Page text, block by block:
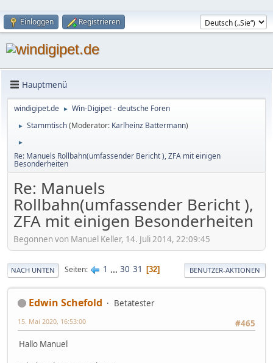
Einloggen Registrieren
Hauptmenü
windigipet.de ► Win-Digipet - deutsche Foren
► Stammtisch(Moderator: Karlheinz Battermann)
►
Re: Manuels Rollbahn(umfassender Bericht ), ZFA mit einigen
Besonderheiten
Re: Manuels
Rollbahn(umfassender Bericht ),
ZFA mit einigen Besonderheiten
Begonnen von Manuel Keller, 14. Juli 2014, 22:09:45
NACH UNTEN Seiten 1 ... 30 31 32 BENUTZER-AKTIONEN
Edwin Schefold
Betatester
#465
15. Mai 2020, 16:53:00
Hallo Manuel